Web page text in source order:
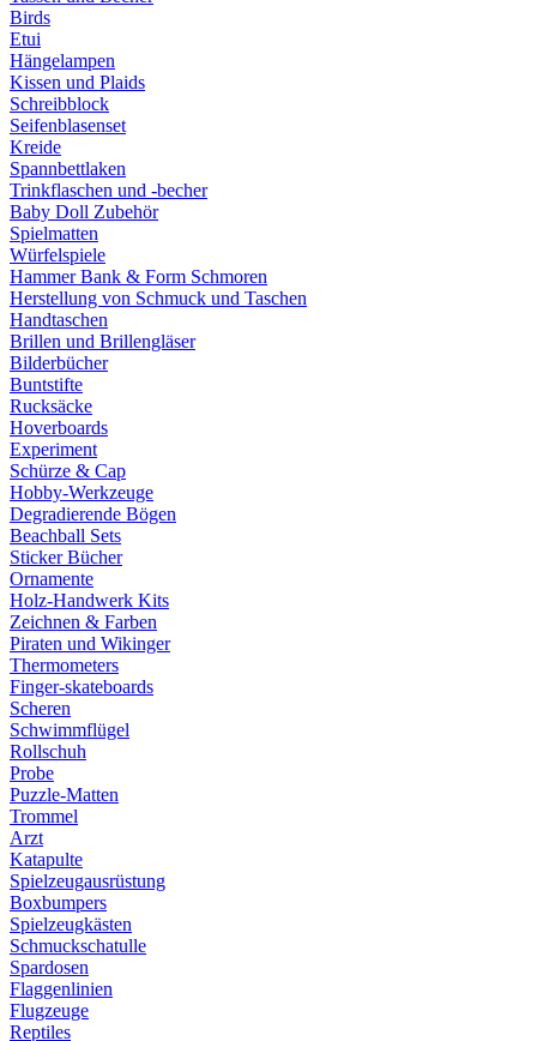
Birds
Etui
Hängelampen
Kissen und Plaids
Schreibblock
Seifenblasenset
Kreide
Spannbettlaken
Trinkflaschen und -becher
Baby Doll Zubehör
Spielmatten
Würfelspiele
Hammer Bank & Form Schmoren
Herstellung von Schmuck und Taschen
Handtaschen
Brillen und Brillengläser
Bilderbücher
Buntstifte
Rucksäcke
Hoverboards
Experiment
Schürze & Cap
Hobby-Werkzeuge
Degradierende Bögen
Beachball Sets
Sticker Bücher
Ornamente
Holz-Handwerk Kits
Zeichnen & Farben
Piraten und Wikinger
Thermometers
Finger-skateboards
Scheren
Schwimmflügel
Rollschuh
Probe
Puzzle-Matten
Trommel
Arzt
Katapulte
Spielzeugausrüstung
Boxbumpers
Spielzeugkästen
Schmuckschatulle
Spardosen
Flaggenlinien
Flugzeuge
Reptiles